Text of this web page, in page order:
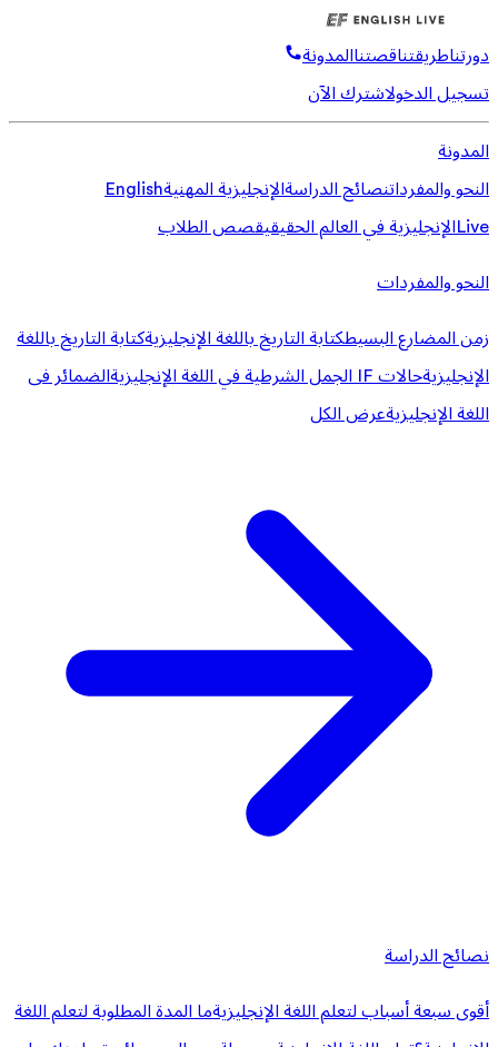
دورتناطريقتناقصتناالمدونة
تسجيل الدخولاشترك الآن
المدونة
النحو والمفرداتنصائح الدراسةالإنجليزية المهنيةEnglish
Liveالإنجليزية في العالم الحقيقيقصص الطلاب
النحو والمفردات
زمن المضارع البسيطكتابة التاريخ باللغة الإنجليزيةكتابة التاريخ باللغة
الإنجليزيةحالات IF الجمل الشرطية في اللغة الإنجليزية
الضمائر فى
اللغة الإنجليزيةعرض الكل
نصائح الدراسة
أقوى سبعة أسباب لتعلم اللغة الإنجليزيةما المدة المطلوبة لتعلم اللغة